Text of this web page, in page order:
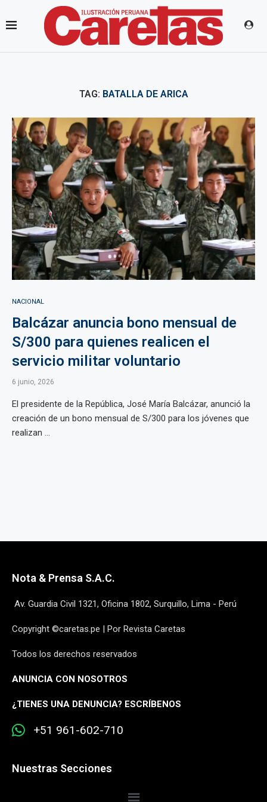
TAG: BATALLA DE ARICA
NACIONAL
Balcázar anuncia bono mensual de
S/300 para quienes realicen el
servicio militar voluntario
6 junio, 2026
El presidente de la República, José María Balcázar, anunció la
creación de un bono mensual de S/300 para los jóvenes que
realizan ...
Nota & Prensa S.A.C.
Av. Guardia Civil 1321, Oficina 1802, Surquillo, Lima - Perú
Copyright ©caretas.pe | Por Revista Caretas
Todos los derechos reservados
ANUNCIA CON NOSOTROS
¿TIENES UNA DENUNCIA? ESCRÍBENOS
+51 961-602-710
Nuestras Secciones